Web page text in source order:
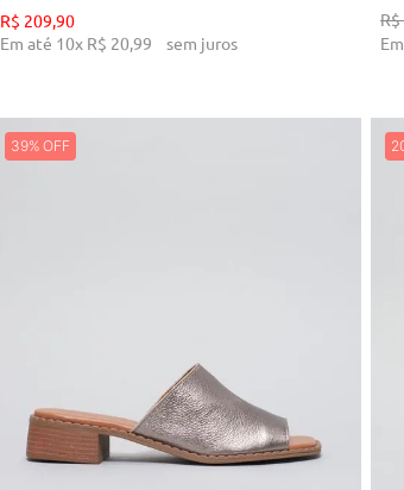
R$ 209,90
Em até 10x R$ 20,99 sem juros
R$
39%